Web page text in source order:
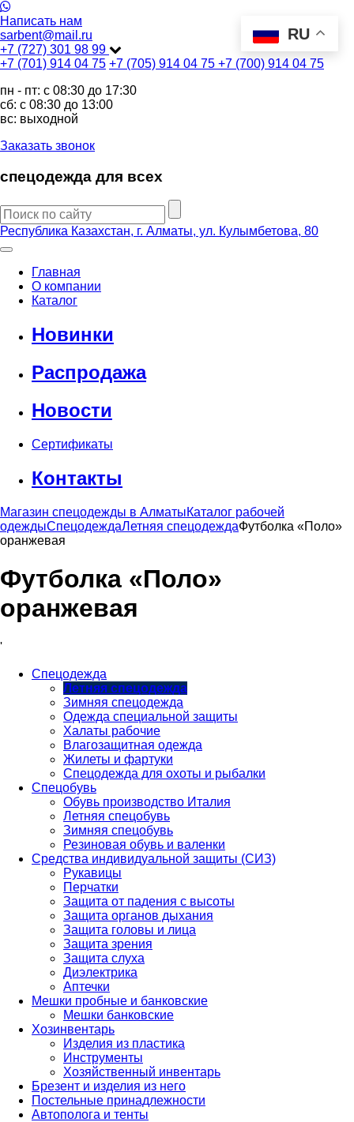
Написать нам
sarbent@mail.ru
+7 (727) 301 98 99
+7 (701) 914 04 75 +7 (705) 914 04 75 +7 (700) 914 04 75
пн - пт: c 08:30 до 17:30
сб: c 08:30 до 13:00
вс: выходной
Заказать звонок
спецодежда для всех
Республика Казахстан, г. Алматы, ул. Кулымбетова, 80
Главная
О компании
Каталог
Новинки
Распродажа
Новости
Сертификаты
Контакты
Магазин спецодежды в АлматыКаталог рабочей
одеждыСпецодеждаЛетняя спецодеждаФутболка «Поло»
оранжевая
Футболка «Поло»
оранжевая
'
Спецодежда
Летняя спецодежда
Зимняя спецодежда
Одежда специальной защиты
Халаты рабочие
Влагозащитная одежда
Жилеты и фартуки
Спецодежда для охоты и рыбалки
Спецобувь
Обувь производство Италия
Летняя спецобувь
Зимняя спецобувь
Резиновая обувь и валенки
Средства индивидуальной защиты (СИЗ)
Рукавицы
Перчатки
Защита от падения с высоты
Защита органов дыхания
Защита головы и лица
Защита зрения
Защита слуха
Диэлектрика
Аптечки
Мешки пробные и банковские
Мешки банковские
Хозинвентарь
Изделия из пластика
Инструменты
Хозяйственный инвентарь
Брезент и изделия из него
Постельные принадлежности
Автополога и тенты
RU